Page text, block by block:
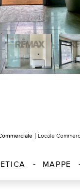
Locale
MAPPE